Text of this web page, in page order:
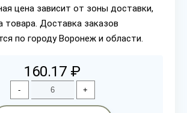
цена зависит от зоны доставки,
товара. Доставка заказов
по городу Воронеж и области.
160.17 ₽
- +